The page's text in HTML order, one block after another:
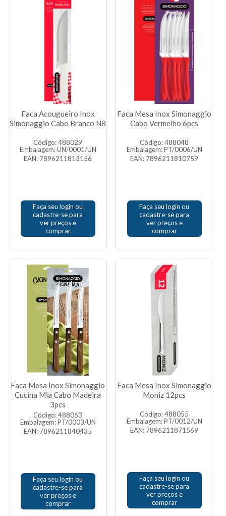
Faca Acougueiro Inox
Simonaggio Cabo Branco N8
Código: 488029
Embalagem: UN/0001/UN
EAN: 7896211813156
Faça seu login ou
cadastre-se para
ver preços e
comprar
Faca Mesa Inox Simonaggio
Cabo Vermelho 6pcs
Código: 488048
Embalagem: PT/0006/UN
EAN: 7896211810759
Faça seu login ou
cadastre-se para
ver preços e
comprar
Faca Mesa Inox Simonaggio
Cucina Mia Cabo Madeira
3pcs
Código: 488063
Embalagem: PT/0003/UN
EAN: 7896211840435
Faça seu login ou
cadastre-se para
ver preços e
comprar
Faca Mesa Inox Simonaggio
Moniz 12pcs
Código: 488055
Embalagem: PT/0012/UN
EAN: 7896211871569
Faça seu login ou
cadastre-se para
ver preços e
comprar